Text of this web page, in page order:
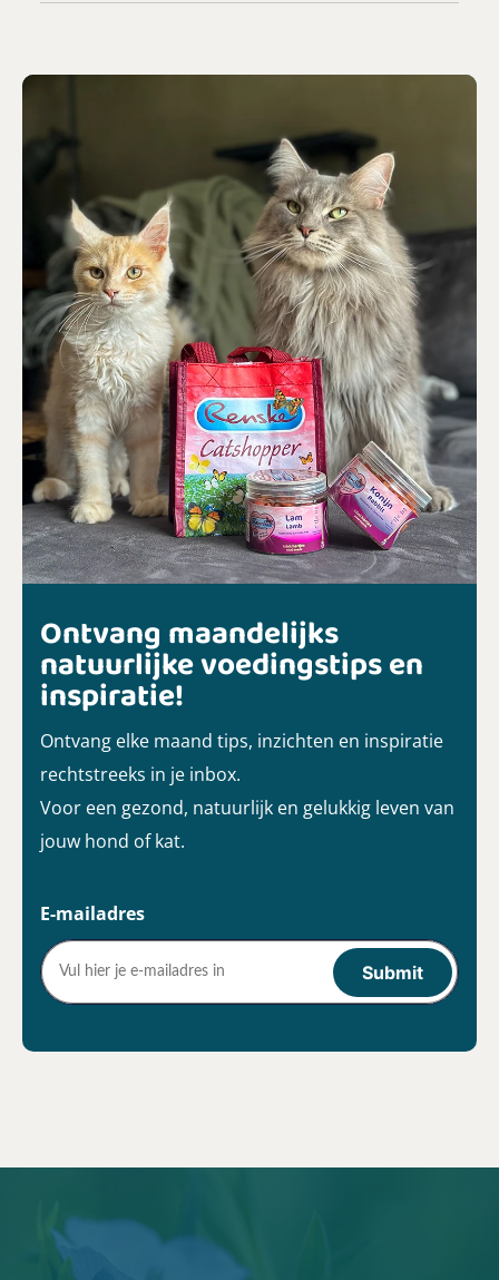
Ontvang maandelijks
natuurlijke voedingstips en
inspiratie!
Ontvang elke maand tips, inzichten en inspiratie
rechtstreeks in je inbox.
Voor een gezond, natuurlijk en gelukkig leven van
jouw hond of kat.
E-mailadres